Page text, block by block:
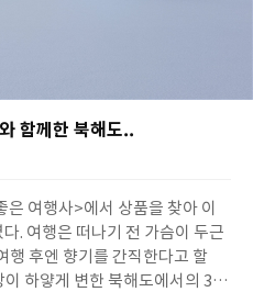
함께한 북해도..
여행사>에서 상품을 찾아 이
. 여행은 떠나기 전 가슴이 두근
행 후엔 향기를 간직한다고 할